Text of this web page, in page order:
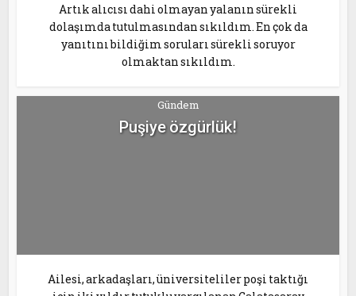
Artık alıcısı dahi olmayan yalanın sürekli
dolaşımda tutulmasından sıkıldım. En çok da
yanıtını bildiğim soruları sürekli soruyor
olmaktan sıkıldım.
Gündem
Puşiye özgürlük!
Ailesi, arkadaşları, üniversiteliler poşi taktığı